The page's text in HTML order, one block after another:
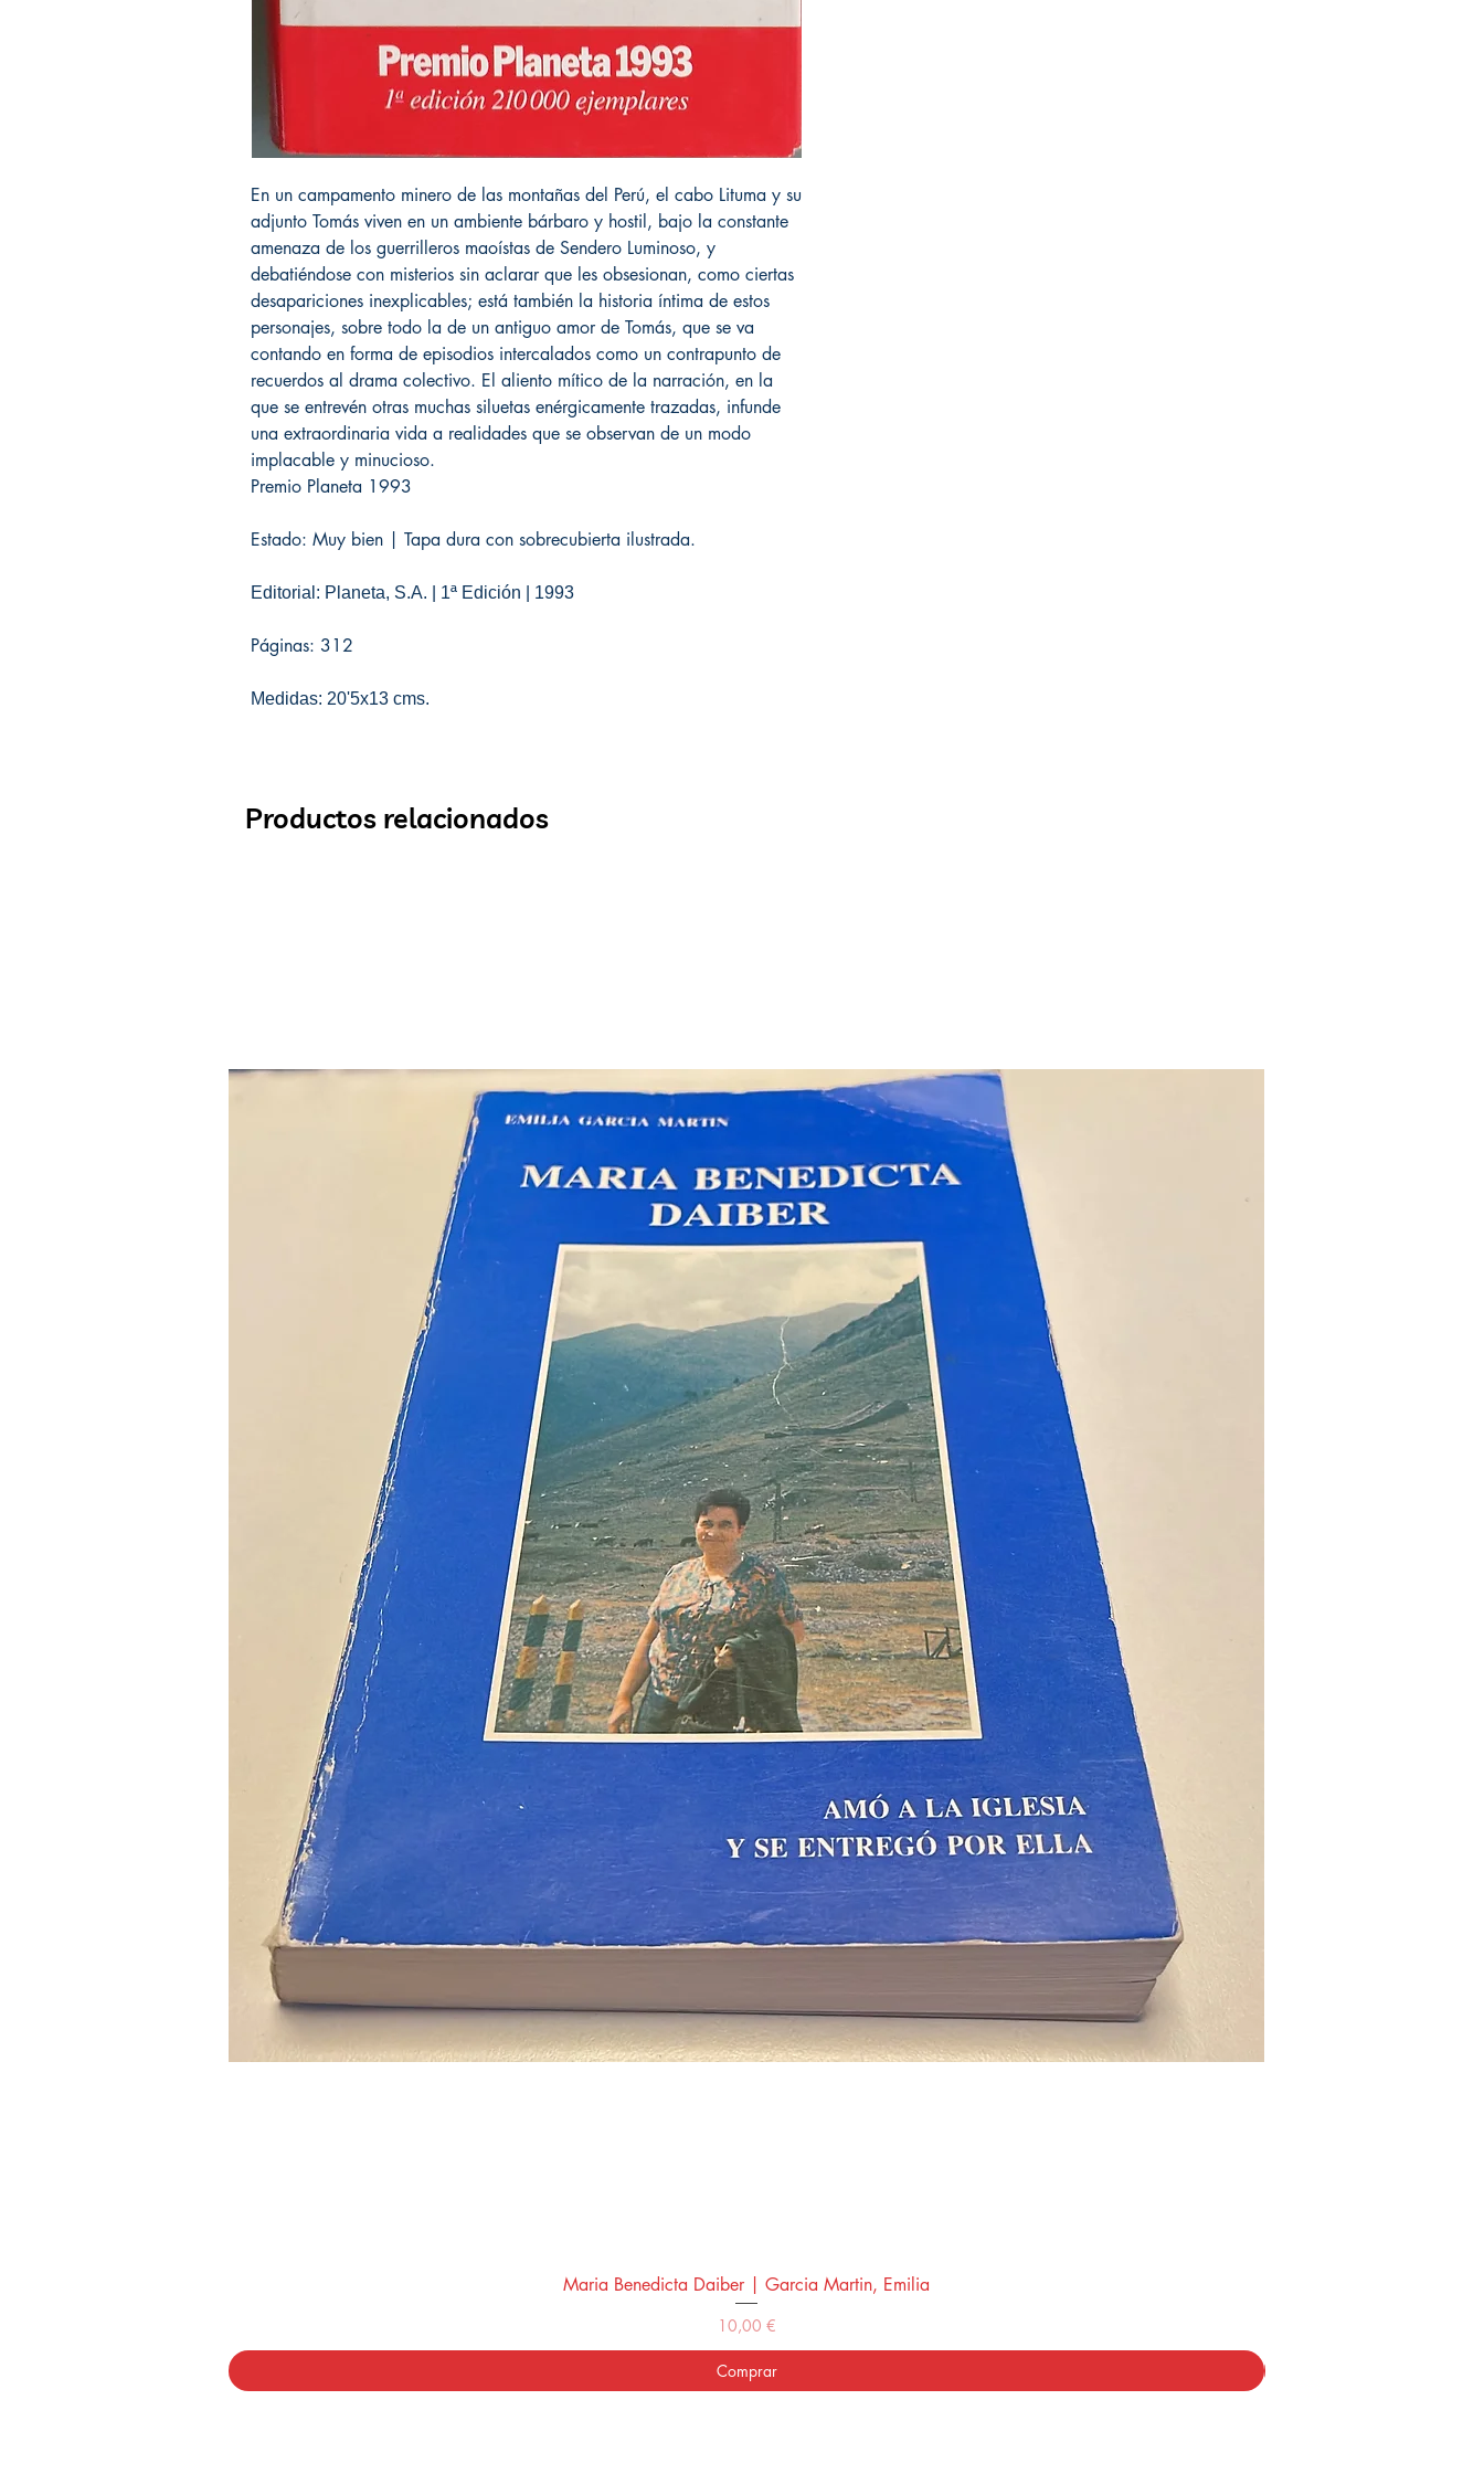
En un campamento minero de las montañas del Perú, el cabo Lituma y su
adjunto Tomás viven en un ambiente bárbaro y hostil, bajo la constante
amenaza de los guerrilleros maoístas de Sendero Luminoso, y
debatiéndose con misterios sin aclarar que les obsesionan, como ciertas
desapariciones inexplicables; está también la historia íntima de estos
personajes, sobre todo la de un antiguo amor de Tomás, que se va
contando en forma de episodios intercalados como un contrapunto de
recuerdos al drama colectivo. El aliento mítico de la narración, en la
que se entrevén otras muchas siluetas enérgicamente trazadas, infunde
una extraordinaria vida a realidades que se observan de un modo
implacable y minucioso.
Premio Planeta 1993
Estado: Muy bien | Tapa dura con sobrecubierta ilustrada.
Editorial: Planeta, S.A. | 1ª Edición | 1993
Páginas: 312
Medidas: 20'5x13 cms.
Productos relacionados
Vista rápida
Maria Benedicta Daiber | Garcia Martin, Emilia
Precio
10,00 €
Comprar